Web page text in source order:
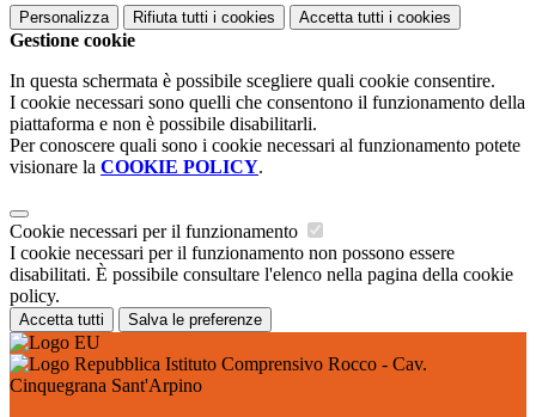
Personalizza Rifiuta tutti i cookies Accetta tutti i cookies
Gestione cookie
In questa schermata è possibile scegliere quali cookie consentire.
I cookie necessari sono quelli che consentono il funzionamento della
piattaforma e non è possibile disabilitarli.
Per conoscere quali sono i cookie necessari al funzionamento potete
visionare la COOKIE POLICY.
Cookie necessari per il funzionamento
I cookie necessari per il funzionamento non possono essere
disabilitati. È possibile consultare l'elenco nella pagina della cookie
policy.
Accetta tutti Salva le preferenze
Istituto Comprensivo Rocco - Cav.
Cinquegrana Sant'Arpino